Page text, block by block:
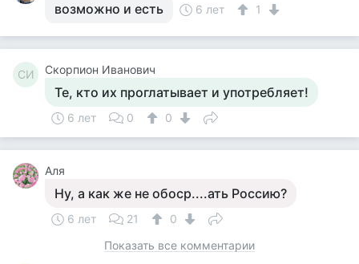
возможно и есть 6 лет 1
СИ Скорпион Иванович
Те, кто их проглатывает и употребляет!
6 лет 0 0
Аля
Ну, а как же не обоср....ать Россию?
6 лет 21
0
Показать все комментарии